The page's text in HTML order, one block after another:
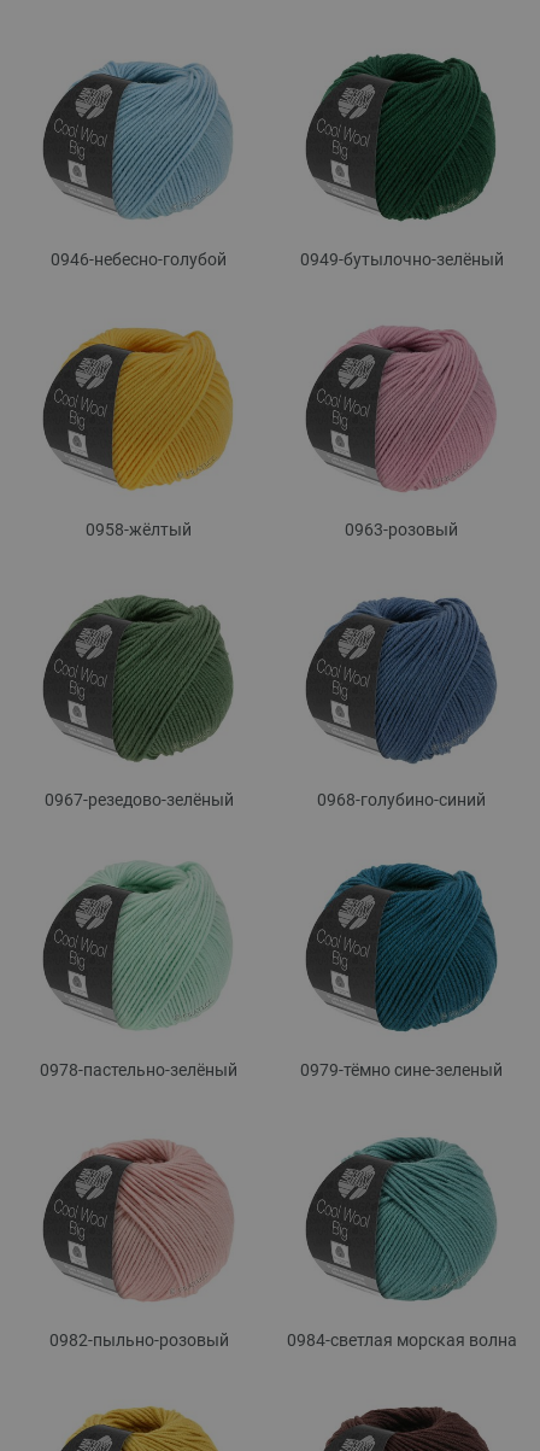
0946-небесно-голубой 0949-бутылочно-зелёный
0958-жёлтый 0963-розовый
0967-резедово-зелёный 0968-голубино-синий
0978-пастельно-зелёный 0979-тёмно сине-зеленый
0982-пыльно-розовый 0984-светлая морская волна